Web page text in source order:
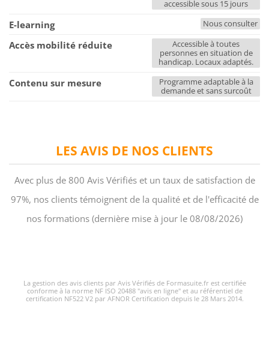
LES AVIS DE NOS CLIENTS
Avec plus de 800 Avis Vérifiés et un taux de satisfaction de
97%, nos clients témoignent de la qualité et de l'efficacité de
nos formations (dernière mise à jour le 08/08/2026)
La gestion des avis clients par Avis Vérifiés de Formasuite.fr est certifiée
conforme à la norme NF ISO 20488 "avis en ligne" et au référentiel de
certification NF522 V2 par AFNOR Certification depuis le 28 Mars 2014.
accessible sous 15 jours
E-learning Nous consulter
Accès mobilité réduite
Accessible à toutes
personnes en situation de
handicap. Locaux adaptés.
Contenu sur mesure
Programme adaptable à la
demande et sans surcoût